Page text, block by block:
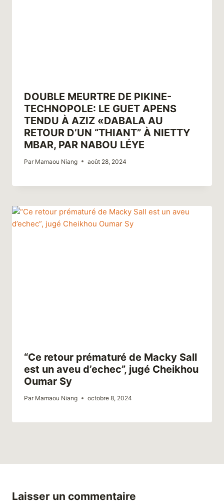
DOUBLE MEURTRE DE PIKINE-
TECHNOPOLE: LE GUET APENS
TENDU À AZIZ «DABALA AU
RETOUR D’UN “THIANT” À NIETTY
MBAR, PAR NABOU LÉYE
Par Mamaou Niang août 28, 2024
“Ce retour prématuré de Macky Sall
est un aveu d’echec”, jugé Cheikhou
Oumar Sy
Par Mamaou Niang octobre 8, 2024
Laisser un commentaire